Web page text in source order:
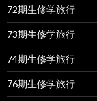
72期生修学旅行
73期生修学旅行
74期生修学旅行
76期生修学旅行